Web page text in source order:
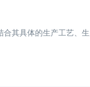
合其具体的生产工艺、